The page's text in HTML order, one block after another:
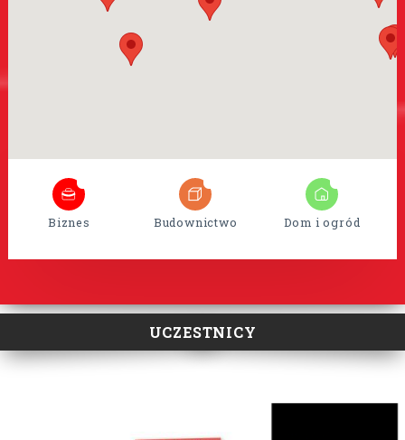
Biznes Budownictwo Dom i ogród
UCZESTNICY